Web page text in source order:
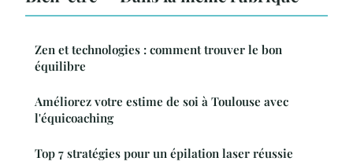
Zen et technologies : comment trouver le bon
équilibre
Améliorez votre estime de soi à Toulouse avec
l'équicoaching
Top 7 stratégies pour un épilation laser réussie